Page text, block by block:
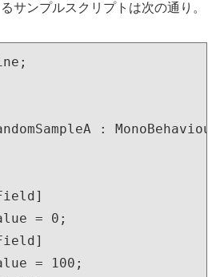
サンプルスクリプトは次の通り。
: MonoBehaviour
= 0;
= 100;